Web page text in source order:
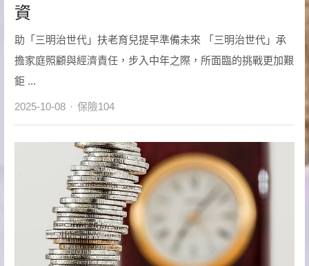
資
助「三明治世代」扶老育兒提早準備未來 「三明治世代」承
擔家庭照顧與經濟責任，步入中年之際，所面臨的挑戰更加艱
鉅 ...
2025-10-08 Author
保險104